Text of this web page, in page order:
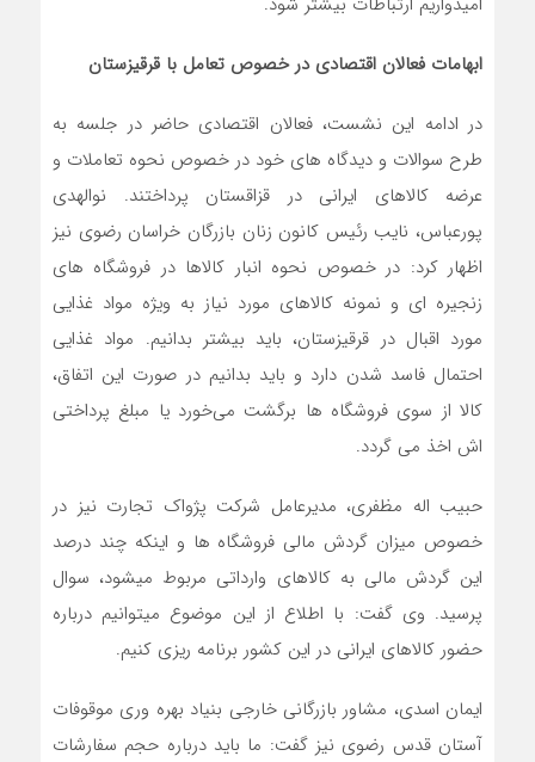
ابهامات فعالان اقتصادی در خصوص تعامل با قرقیزستان
در ادامه این نشست، فعالان اقتصادی حاضر در جلسه به
طرح سوالات و دیدگاه های خود در خصوص نحوه تعاملات و
عرضه کالاهای ایرانی در قزاقستان پرداختند. نوالهدی
پورعباس، نایب رئیس کانون زنان بازرگان خراسان رضوی نیز
اظهار کرد: در خصوص نحوه انبار کالاها در فروشگاه های
زنجیره ای و نمونه کالاهای مورد نیاز به ویژه مواد غذایی
مورد اقبال در قرقیزستان، باید بیشتر بدانیم. مواد غذایی
احتمال فاسد شدن دارد و باید بدانیم در صورت این اتفاق،
کالا از سوی فروشگاه ها برگشت می‌خورد یا مبلغ پرداختی
اش اخذ می گردد.
حبیب اله مظفری، مدیرعامل شرکت پژواک تجارت نیز در
خصوص میزان گردش مالی فروشگاه ها و اینکه چند درصد
این گردش مالی به کالاهای وارداتی مربوط میشود، سوال
پرسید. وی گفت: با اطلاع از این موضوع میتوانیم درباره
حضور کالاهای ایرانی در این کشور برنامه ریزی کنیم.
ایمان اسدی، مشاور بازرگانی خارجی بنیاد بهره وری موقوفات
آستان قدس رضوی نیز گفت: ما باید درباره حجم سفارشات